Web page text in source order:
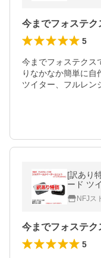
5
今までフォステクス
りなかなか簡単に
ツイター、フルレン
[訳あり
ード ツ
Ω/ NFJス
5